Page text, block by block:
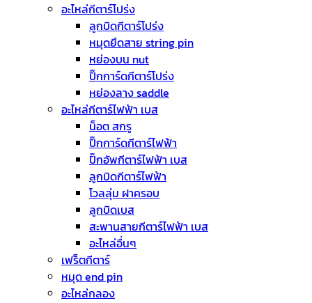
อะไหล่กีตาร์โปร่ง
ลูกบิดกีตาร์โปร่ง
หมุดยึดสาย string pin
หย่องบน nut
ปิ๊กการ์ดกีตาร์โปร่ง
หย่องลาง saddle
อะไหล่กีตาร์ไฟฟ้า เบส
น็อต สกรู
ปิ๊กการ์ดกีตาร์ไฟฟ้า
ปิ๊กอัพกีตาร์ไฟฟ้า เบส
ลูกบิดกีตาร์ไฟฟ้า
โวลลุ่ม ฝาครอบ
ลูกบิดเบส
สะพานสายกีตาร์ไฟฟ้า เบส
อะไหล่อื่นๆ
เฟร็ตกีตาร์
หมุด end pin
อะไหล่กลอง